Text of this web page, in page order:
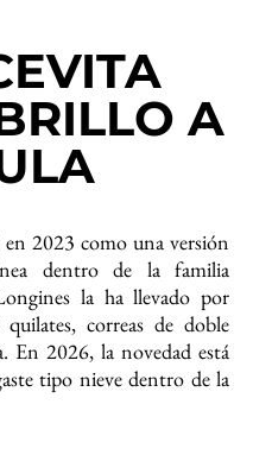
A
2023 como una versión
dentro de la familia
la ha llevado por
correas de doble
En 2026, la novedad está
tipo nieve dentro de la